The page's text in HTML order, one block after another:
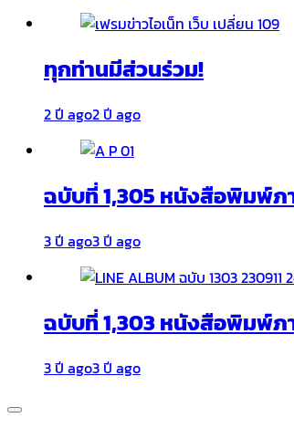
ทุกท่านมีส่วนร่วม!
2 ปี ago2 ปี ago
ฉบับที่ 1,305 หนังสือพิมพ์ภ
3 ปี ago3 ปี ago
ฉบับที่ 1,303 หนังสือพิมพ์ภ
3 ปี ago3 ปี ago